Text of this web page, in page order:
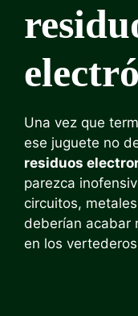
Una vez que
ese juguete no
residuos
parezca
circuitos,
deberían acabar
en los